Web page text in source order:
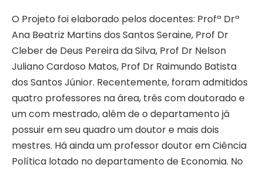
O Projeto foi elaborado pelos docentes: Profª Drª
Ana Beatriz Martins dos Santos Seraine, Prof Dr
Cleber de Deus Pereira da Silva, Prof Dr Nelson
Juliano Cardoso Matos, Prof Dr Raimundo Batista
dos Santos Júnior. Recentemente, foram admitidos
quatro professores na área, três com doutorado e
um com mestrado, além de o departamento já
possuir em seu quadro um doutor e mais dois
mestres. Há ainda um professor doutor em Ciência
Política lotado no departamento de Economia. No